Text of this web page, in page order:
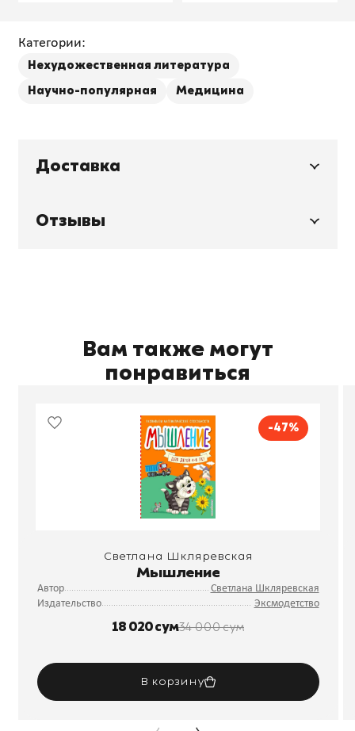
Категории:
Нехудожественная литература
Научно-популярная
Медицина
Доставка
Отзывы
Вам также могут
понравиться
-47%
Светлана Шкляревская
Мышление
Автор
Светлана Шкляревская
Издательство
Эксмодетство
18 020 сум34 000 сум
В корзину